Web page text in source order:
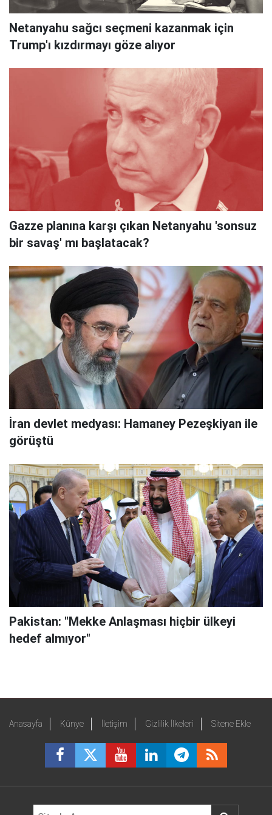
Netanyahu sağcı seçmeni kazanmak için
Trump'ı kızdırmayı göze alıyor
Gazze planına karşı çıkan Netanyahu 'sonsuz
bir savaş' mı başlatacak?
İran devlet medyası: Hamaney Pezeşkiyan ile
görüştü
Pakistan: "Mekke Anlaşması hiçbir ülkeyi
hedef almıyor"
Anasayfa Künye İletişim Gizlilik İlkeleri Sitene Ekle